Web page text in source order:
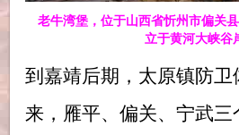
老牛湾堡，位于山西省忻州市偏关
立于黄河大峡谷
到嘉靖后期，太原镇防
来，雁平、偏关、宁武